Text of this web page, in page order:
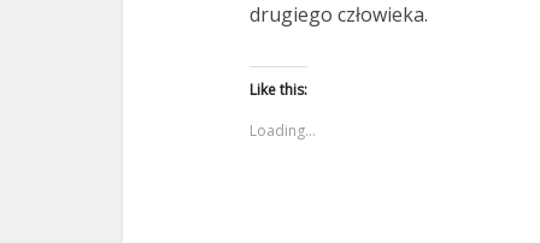
drugiego człowieka.
Like this:
Loading...